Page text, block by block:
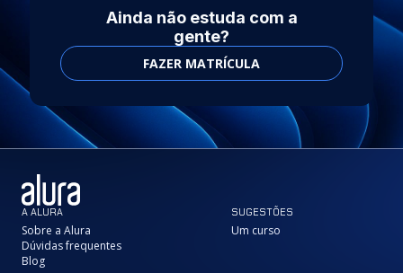
Ainda não estuda com a
gente?
FAZER MATRÍCULA
A ALURA
Sobre a Alura
Dúvidas frequentes
Blog
SUGESTÕES
Um curso